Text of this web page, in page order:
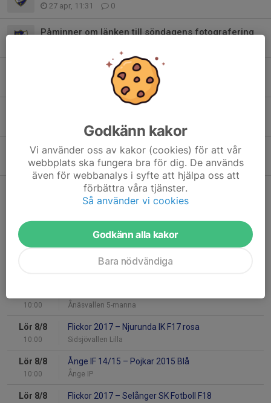
27 apr, 11:31 0
Påminner om länken till söndagens fotografering
Fotbollsskolan 2026 är nu fullsatt
2
21 apr, 11:40 4
Fotbollslördag
15 apr, 22:09 2
Kommande matcher
Fre 7/8 Herr–Östavalls IF
Timrå IP Konstgräs
Kubikenborgs IF 2017 Svart
10:00 Ånäsvallen 5-manna
Lör 8/8
10:00
Flickor 2017 – Njurunda IK F17 rosa
Sidsjövallen Lilla
Lör 8/8
10:00
Ånge IF 14/15 – Pojkar 2015 Blå
Ånge IP
Lör 8/8 Flickor 2017 – Selånger SK Fotboll F18
Godkänn kakor
Vi använder oss av kakor (cookies) för att vår
webbplats ska fungera bra för dig. De används
även för webbanalys i syfte att hjälpa oss att
förbättra våra tjänster.
Så använder vi cookies
Godkänn alla kakor
Bara nödvändiga